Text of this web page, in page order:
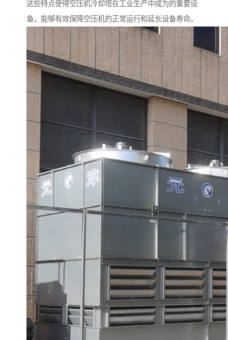
这些特点使得空压机冷却塔在工业生产中成为的重要设
备，能够有效保障空压机的正常运行和延长设备寿命。